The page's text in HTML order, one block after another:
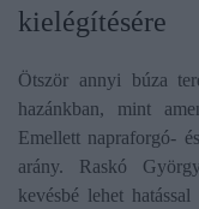
kielégítésére
Ötször annyi búza
hazánkban, mint
Emellett napraforgó-
arány. Raskó
kevésbé lehet